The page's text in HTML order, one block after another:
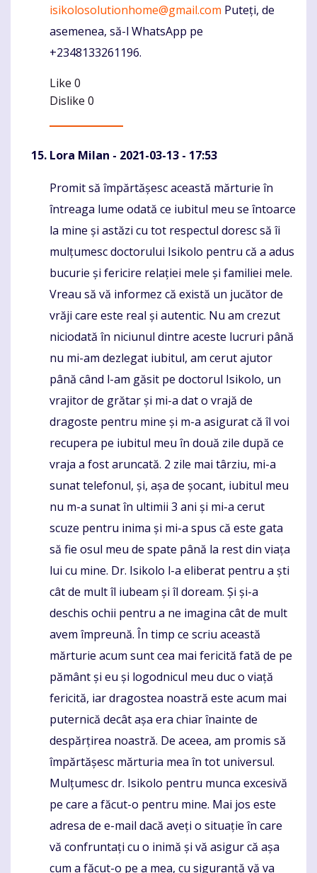
isikolosolutionhome@gmail.com Puteți, de
asemenea, să-l WhatsApp pe
+2348133261196.
Like 0
Dislike 0
Lora Milan - 2021-03-13 - 17:53
Komentaras
Promit să împărtășesc această mărturie în
întreaga lume odată ce iubitul meu se întoarce
la mine și astăzi cu tot respectul doresc să îi
mulțumesc doctorului Isikolo pentru că a adus
bucurie și fericire relației mele și familiei mele.
Vreau să vă informez că există un jucător de
vrăji care este real și autentic. Nu am crezut
niciodată în niciunul dintre aceste lucruri până
nu mi-am dezlegat iubitul, am cerut ajutor
până când l-am găsit pe doctorul Isikolo, un
vrajitor de grătar și mi-a dat o vrajă de
dragoste pentru mine și m-a asigurat că îl voi
recupera pe iubitul meu în două zile după ce
vraja a fost aruncată. 2 zile mai târziu, mi-a
sunat telefonul, și, așa de șocant, iubitul meu
nu m-a sunat în ultimii 3 ani și mi-a cerut
scuze pentru inima și mi-a spus că este gata
să fie osul meu de spate până la rest din viața
lui cu mine. Dr. Isikolo l-a eliberat pentru a ști
cât de mult îl iubeam și îl doream. Și și-a
deschis ochii pentru a ne imagina cât de mult
avem împreună. În timp ce scriu această
mărturie acum sunt cea mai fericită fată de pe
pământ și eu și logodnicul meu duc o viață
fericită, iar dragostea noastră este acum mai
puternică decât așa era chiar înainte de
despărțirea noastră. De aceea, am promis să
împărtășesc mărturia mea în tot universul.
Mulțumesc dr. Isikolo pentru munca excesivă
pe care a făcut-o pentru mine. Mai jos este
adresa de e-mail dacă aveți o situație în care
vă confruntați cu o inimă și vă asigur că așa
cum a făcut-o pe a mea, cu siguranță vă va